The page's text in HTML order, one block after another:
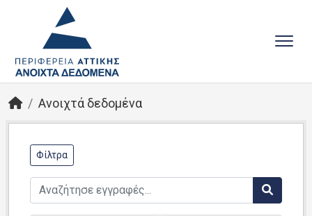
Ανοιχτά δεδομένα
Φίλτρα